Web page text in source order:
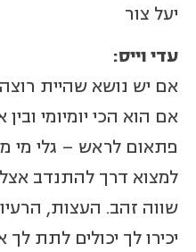
יעל צור
עדי וייס:
אם יש נושא שהיית רוצה
אם הוא הכי יומיומי
פתאום לראש – גלי מי
למצוא דרך להתנדב
שווה זהב. העצות,
יכירו לך יכולים לתת